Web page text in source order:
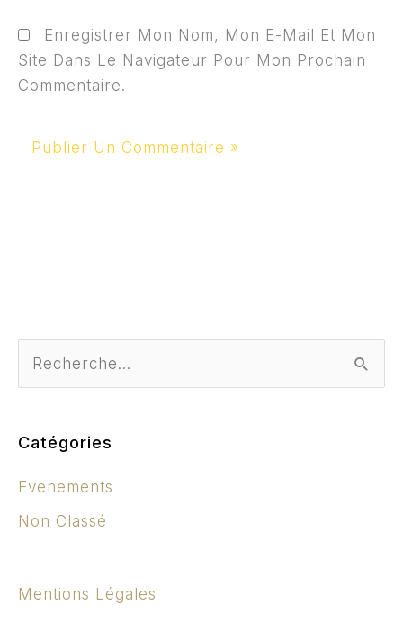
Enregistrer Mon Nom, Mon E-Mail Et Mon
Site Dans Le Navigateur Pour Mon Prochain
Commentaire.
E
R
Catégories
Evenements
Non Classé
Mentions Légales